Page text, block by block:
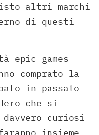
altri marchi
di questi
epic games
comprato la
in passato
che si
davvero curiosi
insieme